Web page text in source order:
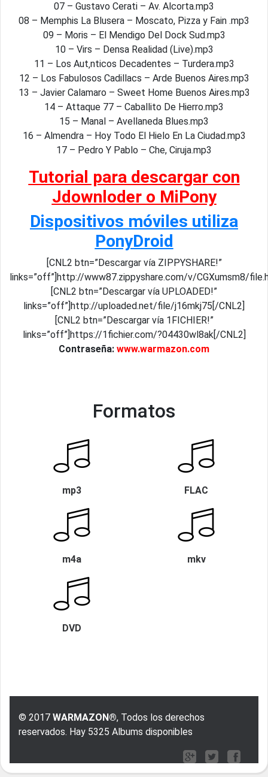
07 – Gustavo Cerati – Av. Alcorta.mp3
08 – Memphis La Blusera – Moscato, Pizza y Fain .mp3
09 – Moris – El Mendigo Del Dock Sud.mp3
10 – Virs – Densa Realidad (Live).mp3
11 – Los Aut‚nticos Decadentes – Turdera.mp3
12 – Los Fabulosos Cadillacs – Arde Buenos Aires.mp3
13 – Javier Calamaro – Sweet Home Buenos Aires.mp3
14 – Attaque 77 – Caballito De Hierro.mp3
15 – Manal – Avellaneda Blues.mp3
16 – Almendra – Hoy Todo El Hielo En La Ciudad.mp3
17 – Pedro Y Pablo – Che, Ciruja.mp3
Tutorial para descargar con
Jdownloder o MiPony
Dispositivos móviles utiliza
PonyDroid
[CNL2 btn=”Descargar vía ZIPPYSHARE!”
links=”off”]http://www87.zippyshare.com/v/CGXumsm8/
[CNL2 btn=”Descargar vía UPLOADED!”
links=”off”]http://uploaded.net/file/j16mkj75[/CNL2]
[CNL2 btn=”Descargar vía 1FICHIER!”
links=”off”]https://1fichier.com/?04430wl8ak[/CNL2]
Contraseña: www.warmazon.com
Formatos
mp3 FLAC
m4a mkv
DVD
© 2017 WARMAZON®, Todos los derechos
reservados. Hay 5325 Albums disponibles